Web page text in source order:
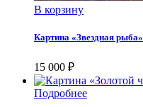
В корзину
Картина «Звездная рыба»
15 000 ₽
Подробнее